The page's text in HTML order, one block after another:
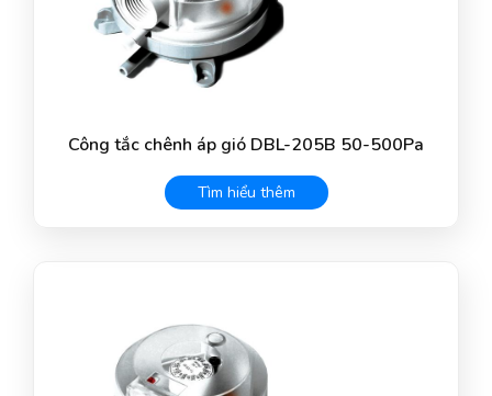
Công tắc chênh áp gió DBL-205B 50-500Pa
Tìm hiểu thêm